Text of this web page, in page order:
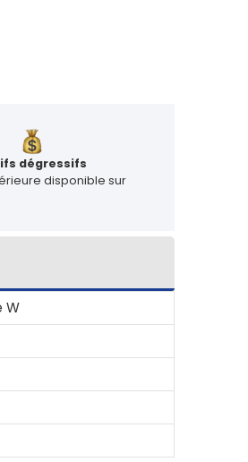
dégressifs
disponible sur
W